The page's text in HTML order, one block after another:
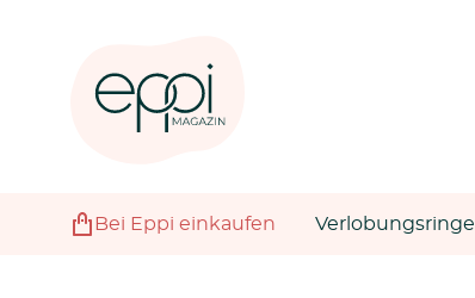
Bei Eppi einkaufen Verlobungsringe